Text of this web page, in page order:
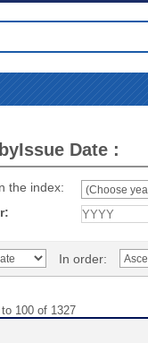
Date :
the index:
In order:
100 of 1327